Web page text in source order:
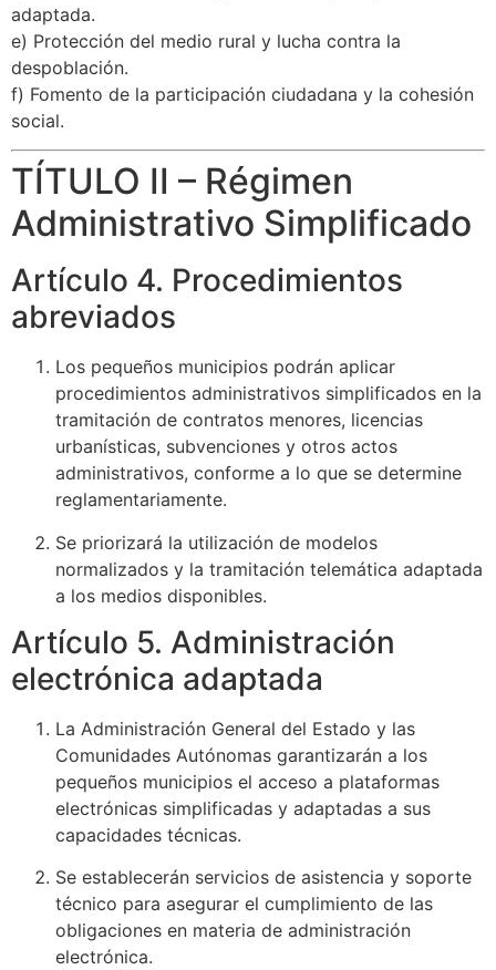
adaptada.
e) Protección del medio rural y lucha contra la
despoblación.
f) Fomento de la participación ciudadana y la cohesión
social.
TÍTULO II – Régimen
Administrativo Simplificado
Artículo 4. Procedimientos
abreviados
Los pequeños municipios podrán aplicar
procedimientos administrativos simplificados en la
tramitación de contratos menores, licencias
urbanísticas, subvenciones y otros actos
administrativos, conforme a lo que se determine
reglamentariamente.
Se priorizará la utilización de modelos
normalizados y la tramitación telemática adaptada
a los medios disponibles.
Artículo 5. Administración
electrónica adaptada
La Administración General del Estado y las
Comunidades Autónomas garantizarán a los
pequeños municipios el acceso a plataformas
electrónicas simplificadas y adaptadas a sus
capacidades técnicas.
Se establecerán servicios de asistencia y soporte
técnico para asegurar el cumplimiento de las
obligaciones en materia de administración
electrónica.